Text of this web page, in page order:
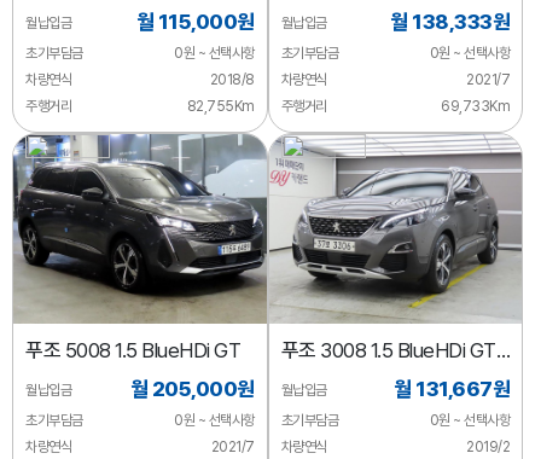
알뤼르
월납입금 월 115,000원
초기부담금
0원 ~ 선택사항
차량연식
2018/8
주행거리
82,755Km
알뤼르
월납입금 월 138,333원
초기부담금
0원 ~ 선택사항
차량연식
2021/7
주행거리
69,733Km
푸조 5008 1.5 BlueHDi GT
월납입금 월 205,000원
초기부담금
0원 ~ 선택사항
차량연식
2021/7
푸조 3008 1.5 BlueHDi GT
Line
월납입금 월 131,667원
초기부담금
0원 ~ 선택사항
차량연식
2019/2